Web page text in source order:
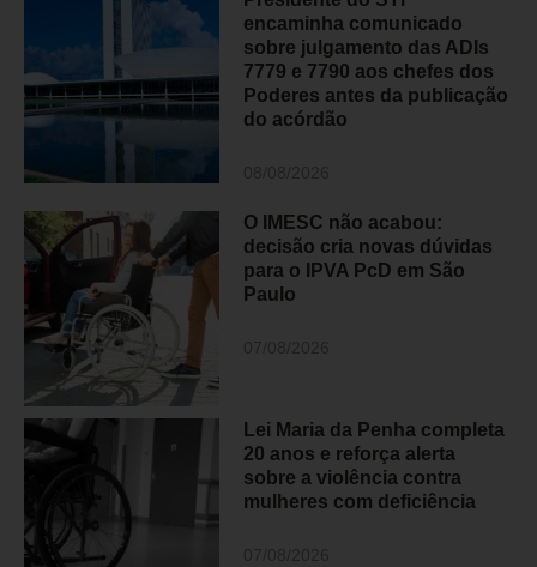
encaminha comunicado
sobre julgamento das ADIs
7779 e 7790 aos chefes dos
Poderes antes da publicação
do acórdão
O IMESC não acabou:
decisão cria novas dúvidas
para o IPVA PcD em São
Paulo
Lei Maria da Penha completa
20 anos e reforça alerta
sobre a violência contra
mulheres com deficiência